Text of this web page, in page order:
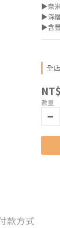
►奈
►深
►含
全
數量
款方式